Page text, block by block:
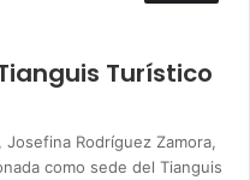
Turístico
Rodríguez Zamora,
como sede del Tianguis